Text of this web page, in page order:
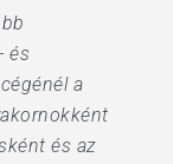
és
a
és az